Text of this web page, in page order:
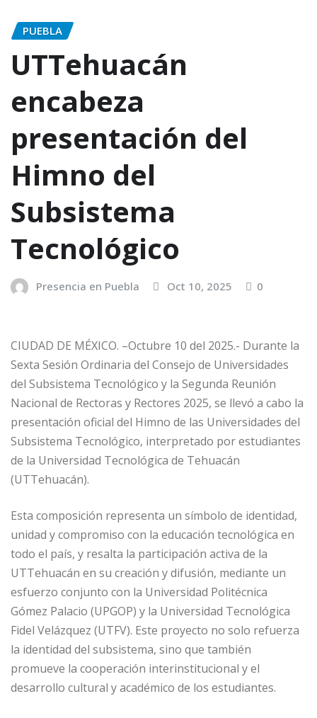
PUEBLA
UTTehuacán
encabeza
presentación del
Himno del
Subsistema
Tecnológico
Presencia en Puebla Oct 10, 2025 0
CIUDAD DE MÉXICO. –Octubre 10 del 2025.- Durante la
Sexta Sesión Ordinaria del Consejo de Universidades
del Subsistema Tecnológico y la Segunda Reunión
Nacional de Rectoras y Rectores 2025, se llevó a cabo la
presentación oficial del Himno de las Universidades del
Subsistema Tecnológico, interpretado por estudiantes
de la Universidad Tecnológica de Tehuacán
(UTTehuacán).
Esta composición representa un símbolo de identidad,
unidad y compromiso con la educación tecnológica en
todo el país, y resalta la participación activa de la
UTTehuacán en su creación y difusión, mediante un
esfuerzo conjunto con la Universidad Politécnica
Gómez Palacio (UPGOP) y la Universidad Tecnológica
Fidel Velázquez (UTFV). Este proyecto no solo refuerza
la identidad del subsistema, sino que también
promueve la cooperación interinstitucional y el
desarrollo cultural y académico de los estudiantes.